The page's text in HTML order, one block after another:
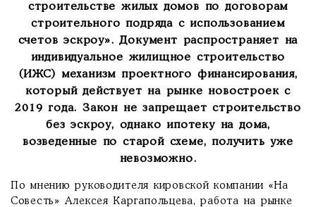
строительстве жилых домов по договорам
строительного подряда с использованием
счетов эскроу». Документ распространяет на
индивидуальное жилищное строительство
(ИЖС) механизм проектного финансирования,
который действует на рынке новостроек с
2019 года. Закон не запрещает строительство
без эскроу, однако ипотеку на дома,
возведенные по старой схеме, получить уже
невозможно.
По мнению руководителя кировской компании «На
Совесть» Алексея Каргапольцева, работа на рынке